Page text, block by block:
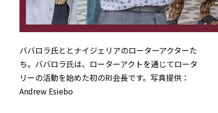
ババロラ氏ととナイジェリアのローターアクターた
ち。ババロラ氏は、ローターアクトを通じてロータ
リーの活動を始めた初のRI会長です。写真提供：
Andrew Esiebo